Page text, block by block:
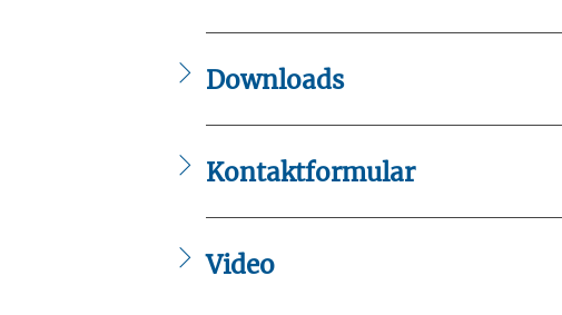
Downloads
Kontaktformular
Anrede*
Video